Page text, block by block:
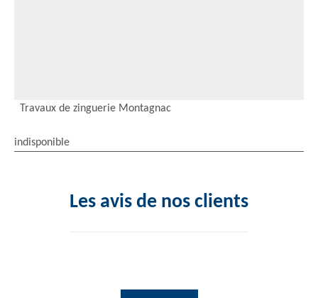
Travaux de zinguerie Montagnac
indisponible
Les avis de nos clients